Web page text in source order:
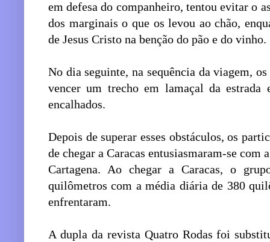
em defesa do companheiro, tentou evitar o
dos marginais o que os levou ao chão,
de Jesus Cristo na benção do pão e do vinho.
No dia seguinte, na sequência da viagem,
vencer um trecho em lamaçal da
encalhados.
Depois de superar esses obstáculos, os
de chegar a Caracas entusiasmaram-se
Cartagena. Ao chegar a Caracas, o
quilômetros com a média diária de 380
enfrentaram.
A dupla da revista Quatro Rodas foi